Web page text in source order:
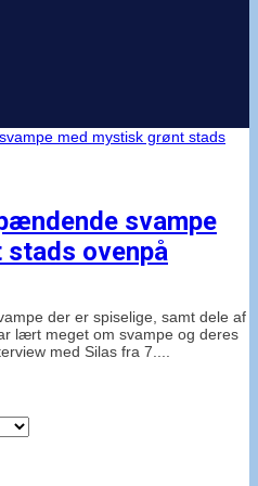
svampe
ovenpå
der er spiselige, samt dele af
lært meget om svampe og deres
med Silas fra 7....